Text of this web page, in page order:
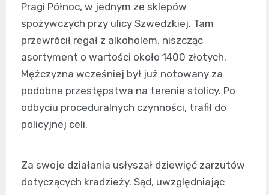
Pragi Północ, w jednym ze sklepów
spożywczych przy ulicy Szwedzkiej. Tam
przewrócił regał z alkoholem, niszcząc
asortyment o wartości około 1400 złotych.
Mężczyzna wcześniej był już notowany za
podobne przestępstwa na terenie stolicy. Po
odbyciu proceduralnych czynności, trafił do
policyjnej celi.
Za swoje działania usłyszał dziewięć zarzutów
dotyczących kradzieży. Sąd, uwzględniając